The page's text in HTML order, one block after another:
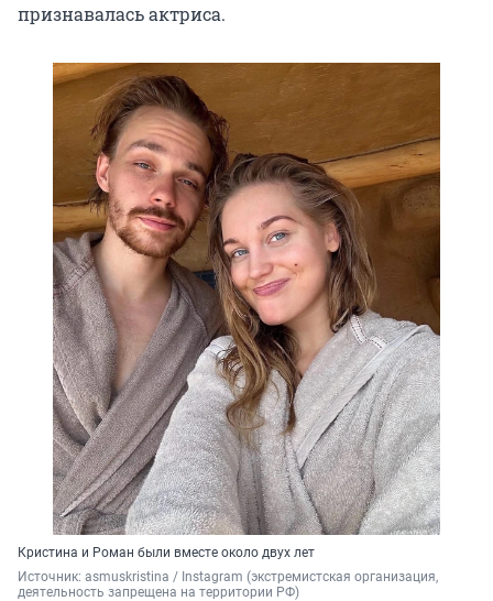
признавалась актриса.
Кристина и Роман были вместе около двух лет
Источник: asmuskristina / Instagram (экстремистская организация,
деятельность запрещена на территории РФ)